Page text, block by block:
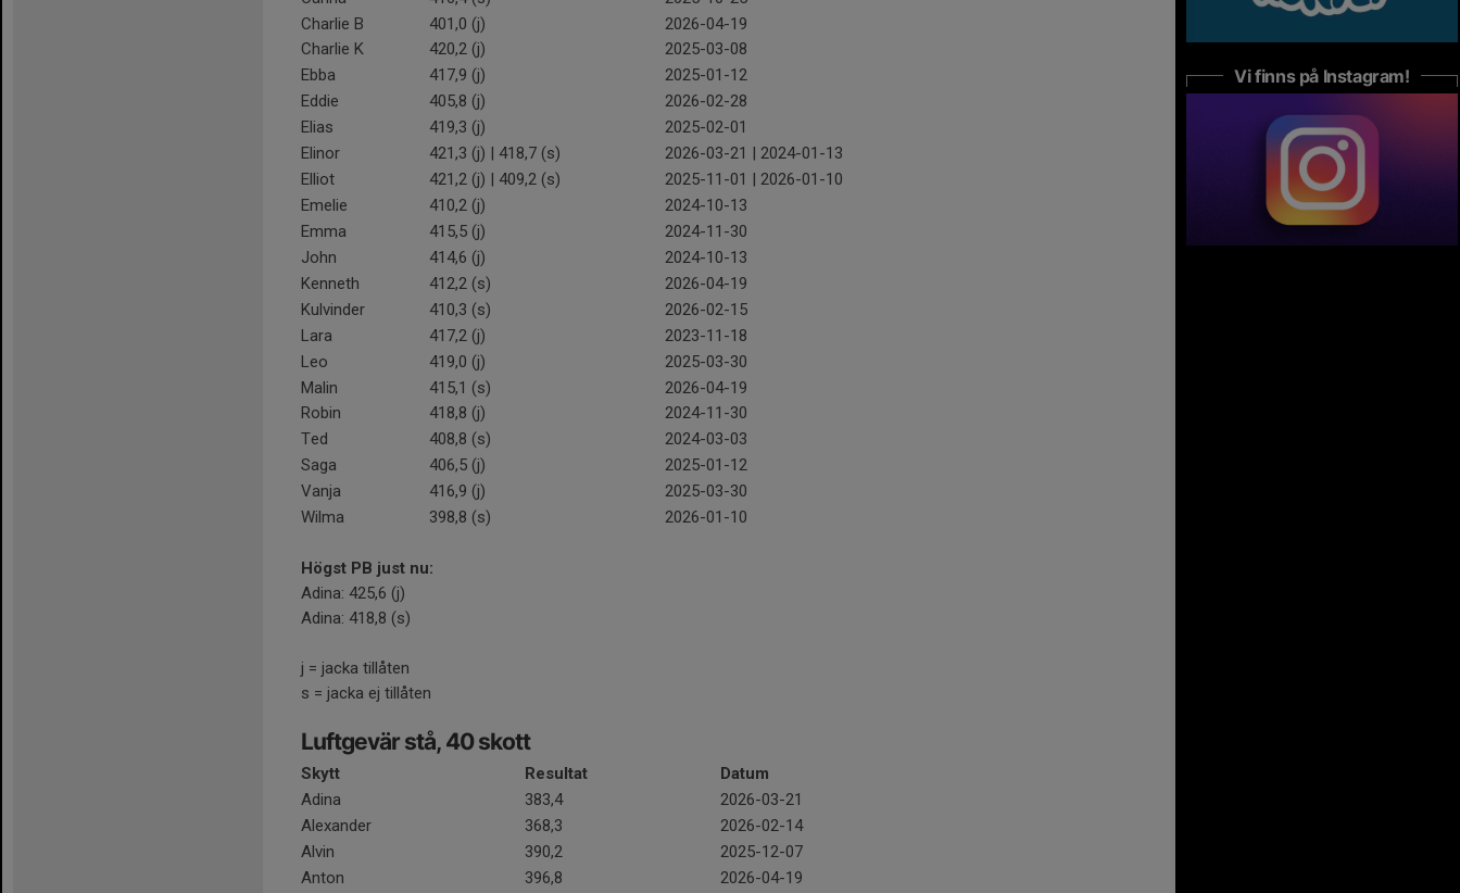
Charlie B
401,0 (j)
2026-04-19
Charlie K
420,2 (j)
2025-03-08
Ebba
417,9 (j)
2025-01-12
Eddie
405,8 (j)
2026-02-28
Elias
419,3 (j)
2025-02-01
Elinor
421,3 (j) | 418,7 (s)
2026-03-21 | 2024-01-13
Elliot
421,2 (j) | 409,2 (s)
2025-11-01 | 2026-01-10
Emelie
410,2 (j)
2024-10-13
Emma
415,5 (j)
2024-11-30
John
414,6 (j)
2024-10-13
Kenneth
412,2 (s)
2026-04-19
Kulvinder
410,3 (s)
2026-02-15
Lara
417,2 (j)
2023-11-18
Leo
419,0 (j)
2025-03-30
Malin
415,1 (s)
2026-04-19
Robin
418,8 (j)
2024-11-30
Ted
408,8 (s)
2024-03-03
Saga
406,5 (j)
2025-01-12
Vanja
416,9 (j)
2025-03-30
Wilma
398,8 (s) 2026-01-10
Högst PB just nu:
Adina: 425,6 (j)
Adina: 418,8 (s)
j = jacka tillåten
s = jacka ej tillåten
Luftgevär stå, 40 skott
Skytt Resultat
Datum
Adina
383,4
2026-03-21
Alexander
368,3
2026-02-14
Alvin
390,2
2025-12-07
Anton
396,8
2026-04-19
Vi finns på Instagram!